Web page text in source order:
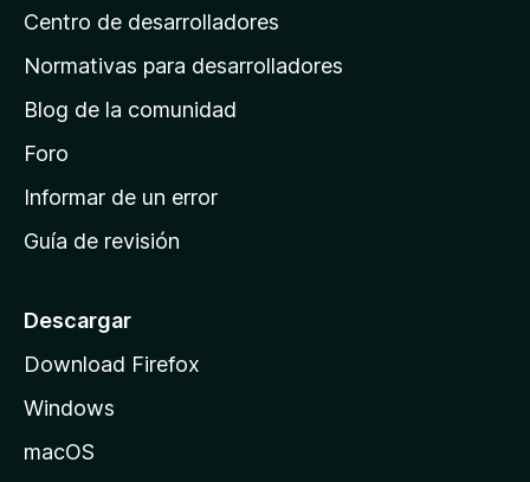
n
a
e
i
n
c
o
e
M
Centro de desarrolladores
Normativas para desarrolladores
Blog de la comunidad
Foro
Informar de un error
Guía de revisión
Descargar
Download Firefox
Windows
macOS